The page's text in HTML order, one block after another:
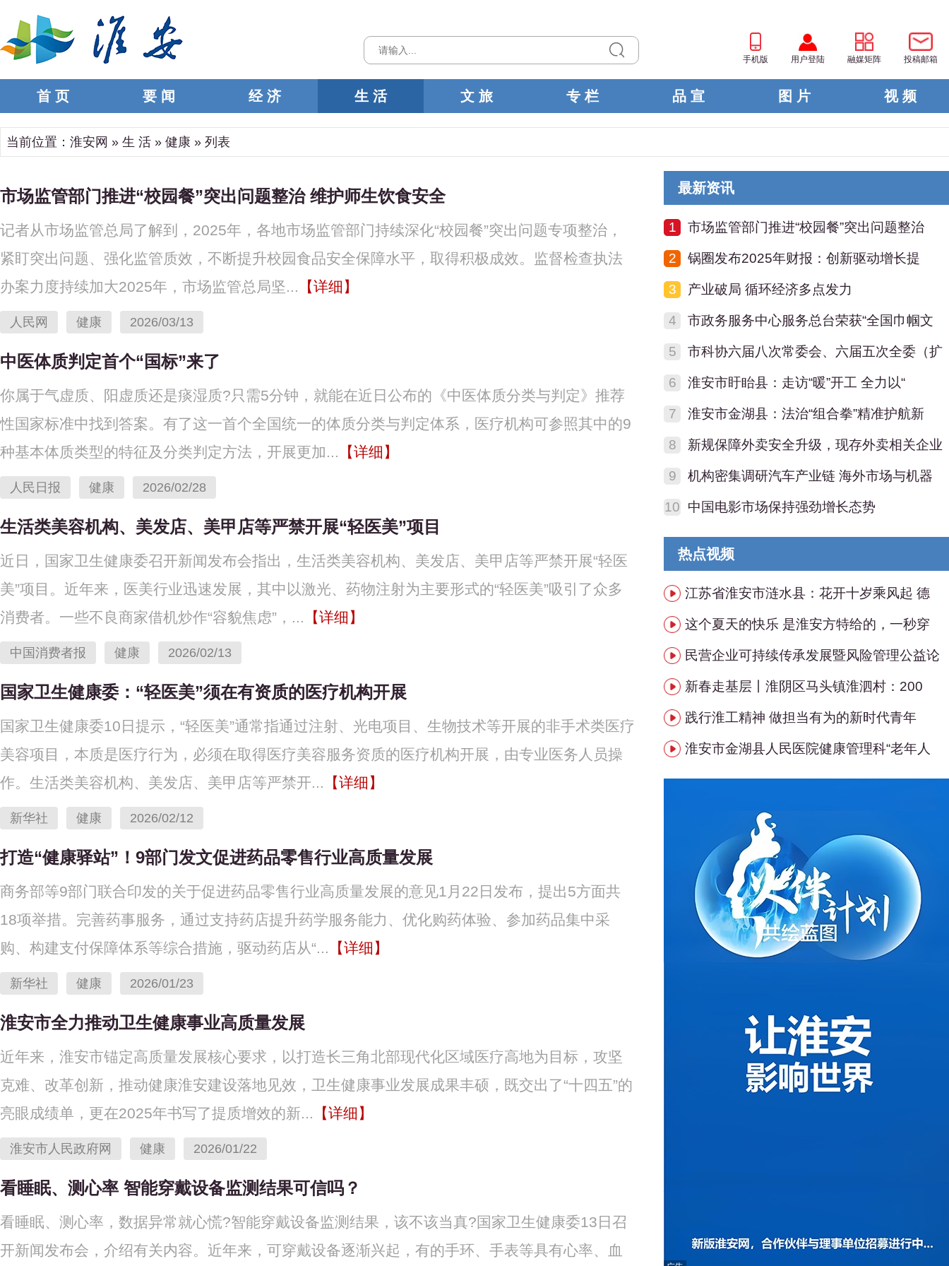
手机版 用户登陆 融媒矩阵 投稿邮箱
首 页 要 闻 经 济 生 活 文 旅 专 栏 品 宣 图 片 视 频
当前位置： 淮安网 » 生 活 » 健康 » 列表
市场监管部门推进“校园餐”突出问题整治 维护师生饮食安全
记者从市场监管总局了解到，2025年，各地市场监管部门持续深化“校园餐”突出问题专项整治，
紧盯突出问题、强化监管质效，不断提升校园食品安全保障水平，取得积极成效。监督检查执法
办案力度持续加大2025年，市场监管总局坚... 【详细】
人民网 健康 2026/03/13
中医体质判定首个“国标”来了
你属于气虚质、阳虚质还是痰湿质?只需5分钟，就能在近日公布的《中医体质分类与判定》推荐
性国家标准中找到答案。有了这一首个全国统一的体质分类与判定体系，医疗机构可参照其中的9
种基本体质类型的特征及分类判定方法，开展更加... 【详细】
人民日报 健康 2026/02/28
生活类美容机构、美发店、美甲店等严禁开展“轻医美”项目
近日，国家卫生健康委召开新闻发布会指出，生活类美容机构、美发店、美甲店等严禁开展“轻医
美”项目。近年来，医美行业迅速发展，其中以激光、药物注射为主要形式的“轻医美”吸引了众多
消费者。一些不良商家借机炒作“容貌焦虑”，... 【详细】
中国消费者报 健康 2026/02/13
国家卫生健康委：“轻医美”须在有资质的医疗机构开展
国家卫生健康委10日提示，“轻医美”通常指通过注射、光电项目、生物技术等开展的非手术类医疗
美容项目，本质是医疗行为，必须在取得医疗美容服务资质的医疗机构开展，由专业医务人员操
作。生活类美容机构、美发店、美甲店等严禁开... 【详细】
新华社 健康 2026/02/12
打造“健康驿站”！9部门发文促进药品零售行业高质量发展
商务部等9部门联合印发的关于促进药品零售行业高质量发展的意见1月22日发布，提出5方面共
18项举措。完善药事服务，通过支持药店提升药学服务能力、优化购药体验、参加药品集中采
购、构建支付保障体系等综合措施，驱动药店从“... 【详细】
新华社 健康 2026/01/23
淮安市全力推动卫生健康事业高质量发展
近年来，淮安市锚定高质量发展核心要求，以打造长三角北部现代化区域医疗高地为目标，攻坚
克难、改革创新，推动健康淮安建设落地见效，卫生健康事业发展成果丰硕，既交出了“十四五”的
亮眼成绩单，更在2025年书写了提质增效的新... 【详细】
淮安市人民政府网 健康 2026/01/22
看睡眠、测心率 智能穿戴设备监测结果可信吗？
看睡眠、测心率，数据异常就心慌?智能穿戴设备监测结果，该不该当真?国家卫生健康委13日召
开新闻发布会，介绍有关内容。近年来，可穿戴设备逐渐兴起，有的手环、手表等具有心率、血
最新资讯
1 市场监管部门推进“校园餐”突出问题整治
2 锅圈发布2025年财报：创新驱动增长提
3 产业破局 循环经济多点发力
4 市政务服务中心服务总台荣获“全国巾帼文
5 市科协六届八次常委会、六届五次全委（扩
6 淮安市盱眙县：走访“暖”开工 全力以“
7 淮安市金湖县：法治“组合拳”精准护航新
8 新规保障外卖安全升级，现存外卖相关企业
9 机构密集调研汽车产业链 海外市场与机器
10 中国电影市场保持强劲增长态势
热点视频
江苏省淮安市涟水县：花开十岁乘风起 德
这个夏天的快乐 是淮安方特给的，一秒穿
民营企业可持续传承发展暨风险管理公益论
新春走基层丨淮阴区马头镇淮泗村：200
践行淮工精神 做担当有为的新时代青年
淮安市金湖县人民医院健康管理科“老年人